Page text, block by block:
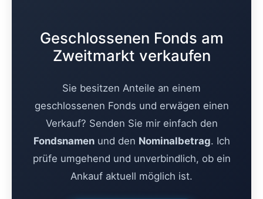
Geschlossenen Fonds am
Zweitmarkt verkaufen
Sie besitzen Anteile an einem
geschlossenen Fonds und erwägen einen
Verkauf? Senden Sie mir einfach den
Fondsnamenund den Nominalbetrag. Ich
prüfe umgehend und unverbindlich, ob ein
Ankauf aktuell möglich ist.